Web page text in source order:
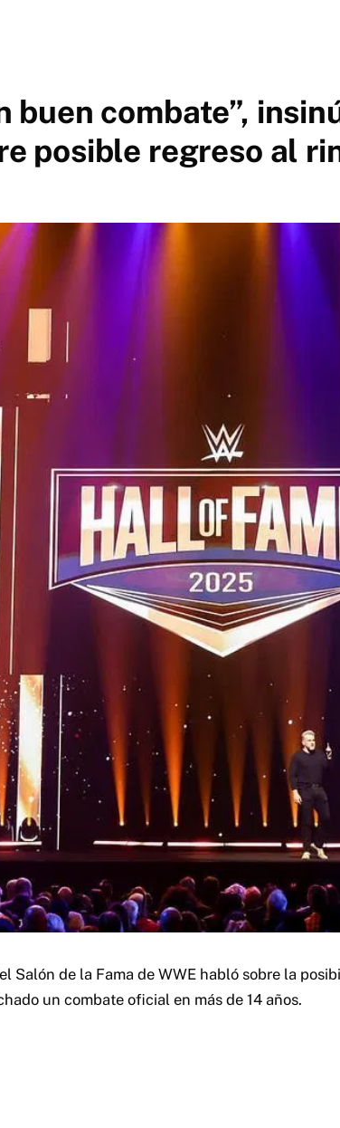
buen combate”,
posible regreso al
Salón de la Fama de WWE habló sobre la
un combate oficial en más de 14 años.